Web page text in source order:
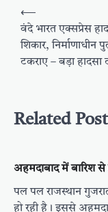
Post
navigation
⟵
वंदे भारत एक्सप्रेस
शिकार, निर्माणाधीन
टकराए – बड़ा हादसा
Related
अहमदाबाद में बारिश
पल पल राजस्थान
हो रही है। इससे